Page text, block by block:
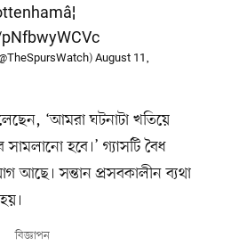
â¦
August 11,
‘আমরা ঘটনাটা খতিয়ে
সামলানো হবে।’ গ্যাসটি বৈধ
আছে। সন্তান প্রসবকালীন ব্যথা